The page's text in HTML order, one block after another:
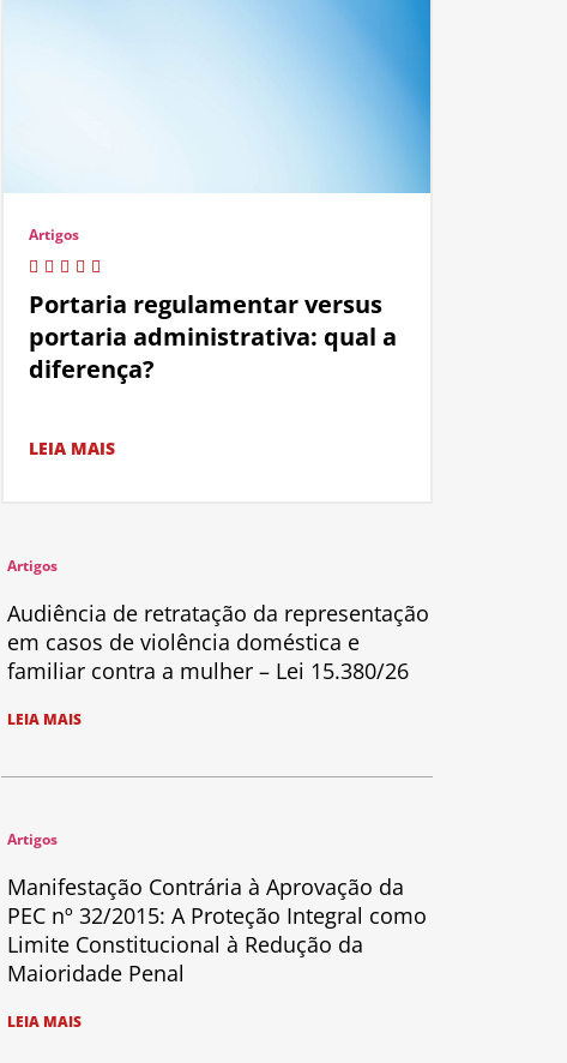
Artigos
Portaria regulamentar versus
portaria administrativa: qual a
diferença?
LEIA MAIS
Artigos
Audiência de retratação da representação
em casos de violência doméstica e
familiar contra a mulher – Lei 15.380/26
LEIA MAIS
Artigos
Manifestação Contrária à Aprovação da
PEC nº 32/2015: A Proteção Integral como
Limite Constitucional à Redução da
Maioridade Penal
LEIA MAIS